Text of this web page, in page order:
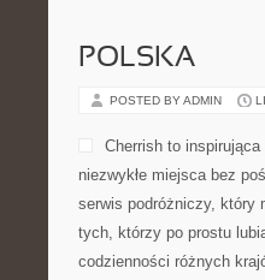
POLSKA
POSTED BY ADMIN
Cherrish to
niezwykłe miejsca bez
serwis podróżniczy, który
tych, którzy po prostu
codzienności różnych